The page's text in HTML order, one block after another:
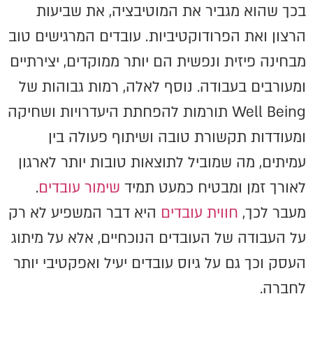
בכך שהוא מגביר את המוטיבציה, את שביעות
הרצון ואת הפרודוקטיביות. עובדים המרגישים טוב
מבחינה פיזית ונפשית הם יותר ממוקדים, יצירתיים
ומעורבים בעבודה. נוסף לאלה, רמות גבוהות של
Well Being תורמות להפחתת היעדרויות ושחיקה
ומעודדות תקשורת טובה ושיתוף פעולה בין
עמיתים, מה שמוביל לתוצאות טובות יותר לארגון
לאורך זמן ומבטיח כמעט תמיד שימור עובדים.
מעבר לכך, חווית עובדים היא דבר המשפיע לא רק
על העבודה של העובדים הנוכחיים, אלא על מיתוג
העסק וכך גם על גיוס עובדים יעיל ואפקטיבי יותר
לחברה.